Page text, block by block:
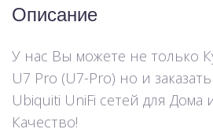
Описание
У нас Вы можете не только
U7 Pro (U7-Pro) но и
Ubiquiti UniFi сетей для Дома
Качество!